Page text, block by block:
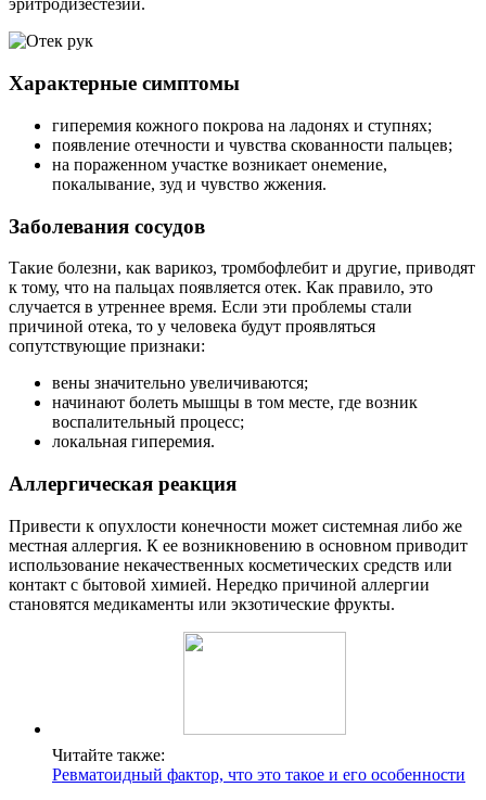
эритродизестезии.
Характерные симптомы
гиперемия кожного покрова на ладонях и ступнях;
появление отечности и чувства скованности пальцев;
на пораженном участке возникает онемение,
покалывание, зуд и чувство жжения.
Заболевания сосудов
Такие болезни, как варикоз, тромбофлебит и другие, приводят
к тому, что на пальцах появляется отек. Как правило, это
случается в утреннее время. Если эти проблемы стали
причиной отека, то у человека будут проявляться
сопутствующие признаки:
вены значительно увеличиваются;
начинают болеть мышцы в том месте, где возник
воспалительный процесс;
локальная гиперемия.
Аллергическая реакция
Привести к опухлости конечности может системная либо же
местная аллергия. К ее возникновению в основном приводит
использование некачественных косметических средств или
контакт с бытовой химией. Нередко причиной аллергии
становятся медикаменты или экзотические фрукты.
Читайте также:
Ревматоидный фактор, что это такое и его особенности